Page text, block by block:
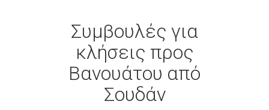
Συμβουλές για
κλήσεις προς
Βανουάτου από
Σουδάν